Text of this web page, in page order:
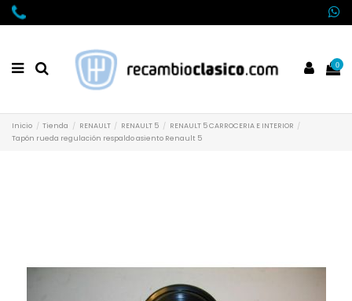
0
Inicio Tienda RENAULT RENAULT 5
RENAULT 5 CARROCERIA E INTERIOR
Tapón rueda regulación respaldo asiento Renault 5